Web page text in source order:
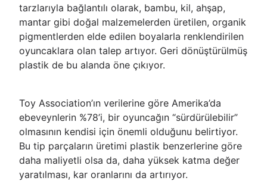
tarzlarıyla bağlantılı olarak, bambu, kil, ahşap,
mantar gibi doğal malzemelerden üretilen, organik
pigmentlerden elde edilen boyalarla renklendirilen
oyuncaklara olan talep artıyor. Geri dönüştürülmüş
plastik de bu alanda öne çıkıyor.
Toy Association’ın verilerine göre Amerika’da
ebeveynlerin %78’i, bir oyuncağın “sürdürülebilir”
olmasının kendisi için önemli olduğunu belirtiyor.
Bu tip parçaların üretimi plastik benzerlerine göre
daha maliyetli olsa da, daha yüksek katma değer
yaratılması, kar oranlarını da artırıyor.